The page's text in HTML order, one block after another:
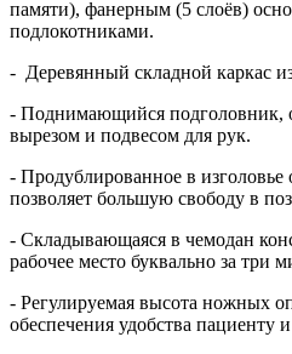
памяти), фанерным (5 слоёв)
подлокотниками.
- Деревянный складной каркас
- Поднимающийся подголовник,
вырезом и подвесом для рук.
- Продублированное в изголовье
позволяет большую свободу в
- Складывающаяся в чемодан
рабочее место буквально за три
- Регулируемая высота ножных
обеспечения удобства пациенту